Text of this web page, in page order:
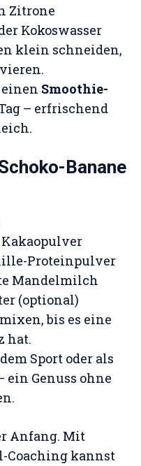
Zitrone
Kokoswasser
klein schneiden,
Smoothie-
– erfrischend
Banane
Kakaopulver
Proteinpulver
Mandelmilch
(optional)
bis es eine
hat.
Sport oder als
ein Genuss ohne
Anfang. Mit
Coaching kannst